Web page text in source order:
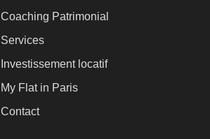
Coaching Patrimonial
Services
Investissement locatif
My Flat in Paris
Contact